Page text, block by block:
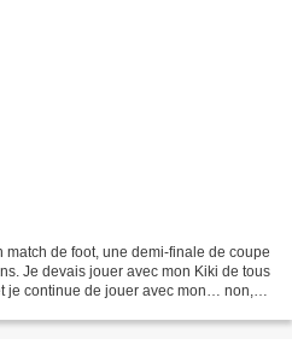
match de foot, une demi-finale de coupe
Je devais jouer avec mon Kiki de tous
je continue de jouer avec mon… non,